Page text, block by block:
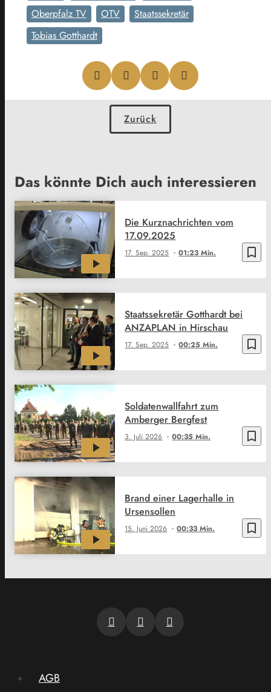
Oberpfalz TV
OTV
Staatssekretär
Tobias Gotthardt
Zurück
Das könnte Dich auch interessieren
bookmark_border
17. Sep. 2025 01:23 Min.
Die Kurznachrichten vom
17.09.2025
bookmark_border
17. Sep. 2025 00:25 Min.
Staatssekretär Gotthardt bei
ANZAPLAN in Hirschau
bookmark_border
3. Juli 2026 00:35 Min.
Soldatenwallfahrt zum
Amberger Bergfest
bookmark_border
15. Juni 2026 00:33 Min.
Brand einer Lagerhalle in
Ursensollen
AGB